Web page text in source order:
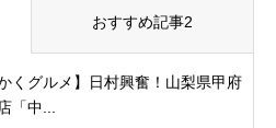
おすすめ記事2
かくグルメ】日村興奮！山梨県甲府
「中...